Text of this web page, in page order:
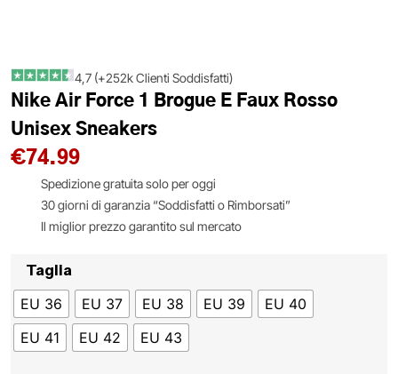
4,7 (+252k Clienti Soddisfatti)
Nike Air Force 1 Brogue E Faux Rosso
Unisex Sneakers
€74.99
Spedizione gratuita solo per oggi
30 giorni di garanzia “Soddisfatti o Rimborsati”
Il miglior prezzo garantito sul mercato
Taglia
EU 36
EU 37 EU 38 EU 39
EU 40
EU 41
EU 42 EU 43